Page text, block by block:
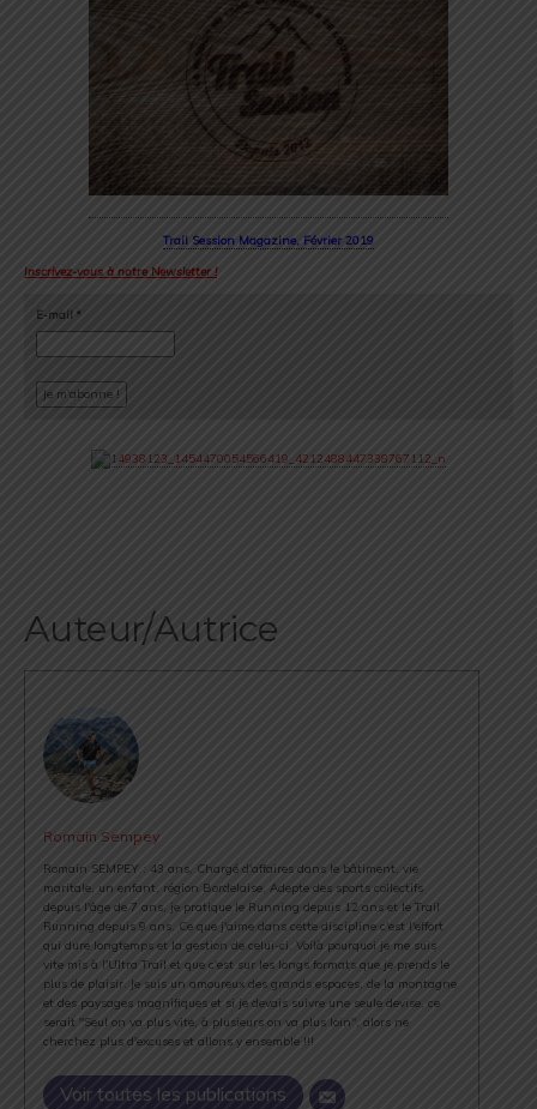
Trail Session Magazine, Février 2019
Inscrivez-vous à notre Newsletter !
E-mail *
Auteur/Autrice
Romain Sempey
Romain SEMPEY : 43 ans, Chargé d'affaires dans le bâtiment, vie
maritale, un enfant, région Bordelaise. Adepte des sports collectifs
depuis l'âge de 7 ans, je pratique le Running depuis 12 ans et le Trail
Running depuis 9 ans. Ce que j'aime dans cette discipline c'est l'effort
qui dure longtemps et la gestion de celui-ci. Voilà pourquoi je me suis
vite mis à l'Ultra Trail et que c'est sur les longs formats que je prends le
plus de plaisir. Je suis un amoureux des grands espaces, de la montagne
et des paysages magnifiques et si je devais suivre une seule devise, ce
serait "Seul on va plus vite, à plusieurs on va plus loin", alors ne
cherchez plus d'excuses et allons y ensemble !!!
Voir toutes les publications